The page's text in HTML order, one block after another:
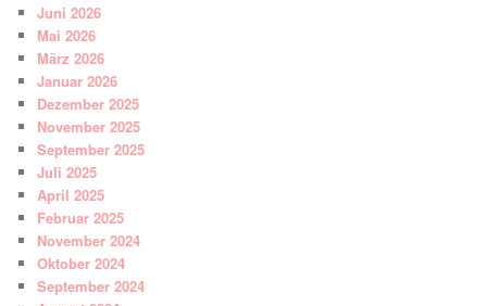
Juni 2026
Mai 2026
März 2026
Januar 2026
Dezember 2025
November 2025
September 2025
Juli 2025
April 2025
Februar 2025
November 2024
Oktober 2024
September 2024